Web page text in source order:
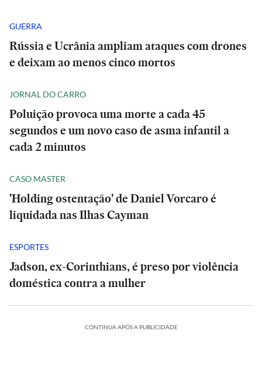
GUERRA
Rússia e Ucrânia ampliam ataques com drones
e deixam ao menos cinco mortos
JORNAL DO CARRO
Poluição provoca uma morte a cada 45
segundos e um novo caso de asma infantil a
cada 2 minutos
CASO MASTER
'Holding ostentação' de Daniel Vorcaro é
liquidada nas Ilhas Cayman
ESPORTES
Jadson, ex-Corinthians, é preso por violência
doméstica contra a mulher
CONTINUA APÓS A PUBLICIDADE